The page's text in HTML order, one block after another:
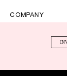
COMPANY